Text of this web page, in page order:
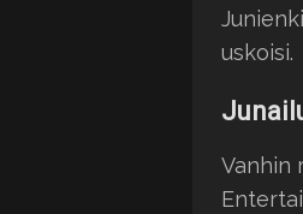
uskoisi.
Vanhin